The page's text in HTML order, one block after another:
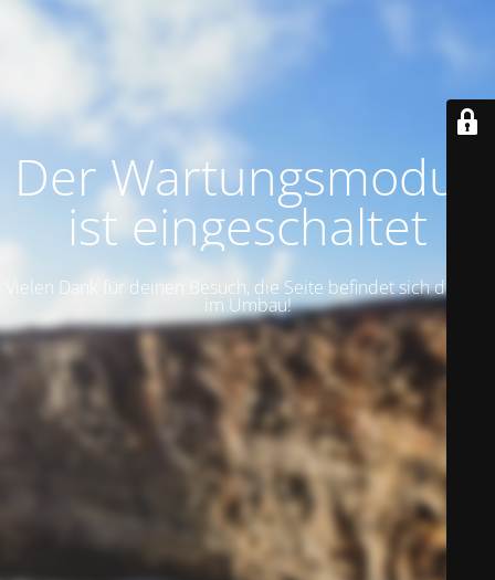
Der Wartungsmodus
ist eingeschaltet
Vielen Dank für deinen Besuch, die Seite befindet sich derzeit
im Umbau!